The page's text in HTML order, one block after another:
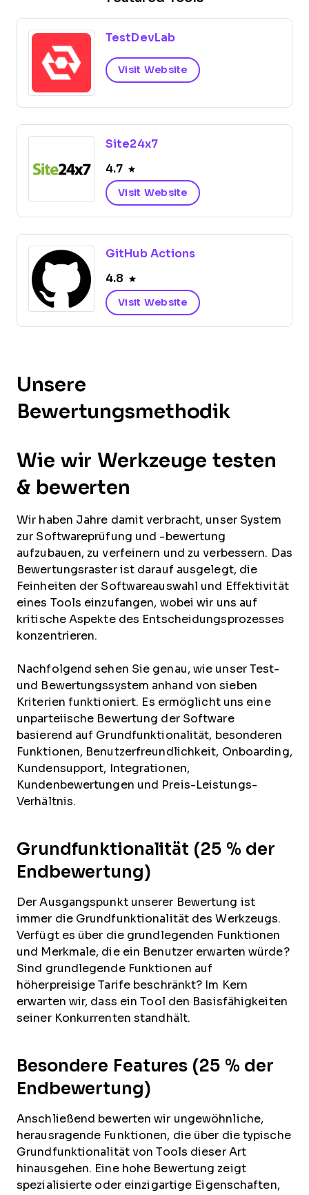
TestDevLab
Visit Website
Site24x7
4.7
Visit Website
GitHub Actions
4.8
Visit Website
Unsere
Bewertungsmethodik
Wie wir Werkzeuge testen
& bewerten
Wir haben Jahre damit verbracht, unser System
zur Softwareprüfung und -bewertung
aufzubauen, zu verfeinern und zu verbessern. Das
Bewertungsraster ist darauf ausgelegt, die
Feinheiten der Softwareauswahl und Effektivität
eines Tools einzufangen, wobei wir uns auf
kritische Aspekte des Entscheidungsprozesses
konzentrieren.
Nachfolgend sehen Sie genau, wie unser Test-
und Bewertungssystem anhand von sieben
Kriterien funktioniert. Es ermöglicht uns eine
unparteiische Bewertung der Software
basierend auf Grundfunktionalität, besonderen
Funktionen, Benutzerfreundlichkeit, Onboarding,
Kundensupport, Integrationen,
Kundenbewertungen und Preis-Leistungs-
Verhältnis.
Grundfunktionalität (25 % der
Endbewertung)
Der Ausgangspunkt unserer Bewertung ist
immer die Grundfunktionalität des Werkzeugs.
Verfügt es über die grundlegenden Funktionen
und Merkmale, die ein Benutzer erwarten würde?
Sind grundlegende Funktionen auf
höherpreisige Tarife beschränkt? Im Kern
erwarten wir, dass ein Tool den Basisfähigkeiten
seiner Konkurrenten standhält.
Besondere Features (25 % der
Endbewertung)
Anschließend bewerten wir ungewöhnliche,
herausragende Funktionen, die über die typische
Grundfunktionalität von Tools dieser Art
hinausgehen. Eine hohe Bewertung zeigt
spezialisierte oder einzigartige Eigenschaften,